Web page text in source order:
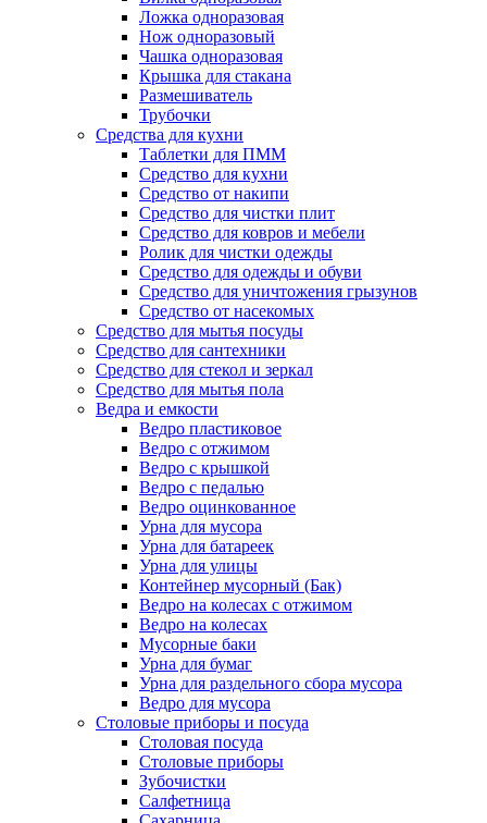
Ложка одноразовая
Нож одноразовый
Чашка одноразовая
Крышка для стакана
Размешиватель
Трубочки
Средства для кухни
Таблетки для ПММ
Средство для кухни
Средство от накипи
Средство для чистки плит
Средство для ковров и мебели
Ролик для чистки одежды
Средство для одежды и обуви
Средство для уничтожения грызунов
Средство от насекомых
Средство для мытья посуды
Средство для сантехники
Средство для стекол и зеркал
Средство для мытья пола
Ведра и емкости
Ведро пластиковое
Ведро с отжимом
Ведро с крышкой
Ведро с педалью
Ведро оцинкованное
Урна для мусора
Урна для батареек
Урна для улицы
Контейнер мусорный (Бак)
Ведро на колесах с отжимом
Ведро на колесах
Мусорные баки
Урна для бумаг
Урна для раздельного сбора мусора
Ведро для мусора
Столовые приборы и посуда
Столовая посуда
Столовые приборы
Зубочистки
Салфетница